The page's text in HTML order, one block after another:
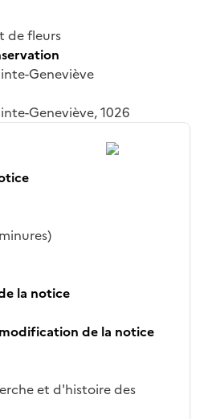
de fleurs
Geneviève
Geneviève, 1026
la notice
de la notice
et d'histoire des